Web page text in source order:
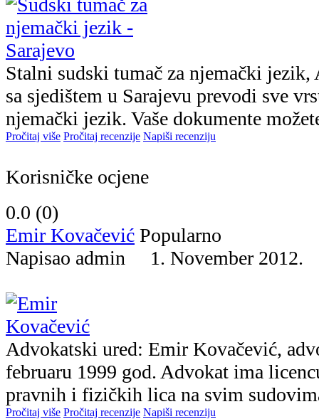
Stalni sudski tumač za njemački
sa sjedištem u Sarajevu prevodi sve
njemački jezik. Vaše dokumente
Pročitaj više Pročitaj recenzije Napiši recenziju
Korisničke ocjene
0.0 (0)
Emir Kovačević Popularno
Napisao admin 1. November
Advokatski ured: Emir Kovačević,
februaru 1999 god. Advokat ima
pravnih i fizičkih lica na svim
Pročitaj više Pročitaj recenzije Napiši recenziju